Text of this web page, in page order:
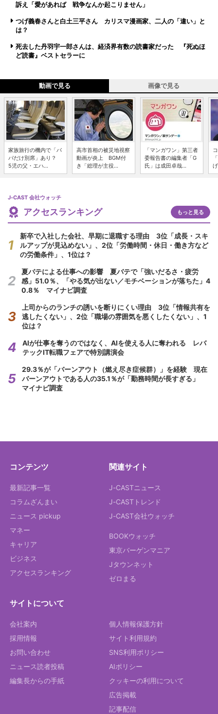
訴え「愛があれば 戦争なんか起こりません」
つげ義春さんと白土三平さん カリスマ漫画家、二人の「違い」と
は？
死去した丹羽宇一郎さんは、経済界有数の読書家だった 『死ぬほ
ど読書』ベストセラーに
動画で見る 画像で見る
家族旅行の機内で「パ
パだけ別席」あり？
5児の父・エハ...
高市首相の被災地視察
動画が炎上 BGM付
き「総理が主役...
「マンガワン」第三者
委報告書の編集者「G
氏」は成田卓哉...
J-CAST 会社ウォッチ
アクセスランキング もっと見る
新卒で入社した会社、早期に退職する理由 3位「成長・スキ
ルアップが見込めない」、2位「労働時間・休日・働き方など
の労働条件」、1位は？
夏バテによる仕事への影響 夏バテで「強いだるさ・疲労
感」51.0％、「やる気が出ない／モチベーションが落ちた」4
0.8％ マイナビ調査
上司からのランチの誘いを断りにくい理由 3位「情報共有を
逃したくない」、2位「職場の雰囲気を悪くしたくない」、1
位は？
AIが仕事を奪うのではなく、AIを使える人に奪われる レバ
テックIT転職フェアで特別講演会
29.3％が「バーンアウト（燃え尽き症候群）」を経験 現在
バーンアウトである人の35.1％が「勤務時間が長すぎる」
マイナビ調査
コンテンツ
最新記事一覧
コラムざんまい
ニュース pickup
マネー
キャリア
ビジネス
アクセスランキング
関連サイト
J-CASTニュース
J-CASTトレンド
J-CAST会社ウォッチ
BOOKウォッチ
東京バーゲンマニア
Jタウンネット
ゼロまる
サイトについて
会社案内
採用情報
お問い合わせ
ニュース読者投稿
編集長からの手紙
個人情報保護方針
サイト利用規約
SNS利用ポリシー
AIポリシー
クッキーの利用について
広告掲載
記事配信